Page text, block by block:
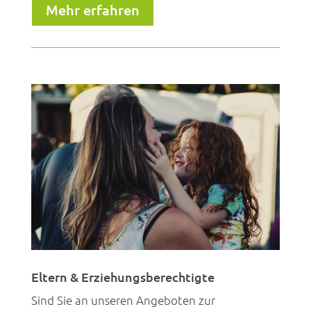
Mehr erfahren
Eltern & Erziehungsberechtigte
Sind Sie an unseren Angeboten zur